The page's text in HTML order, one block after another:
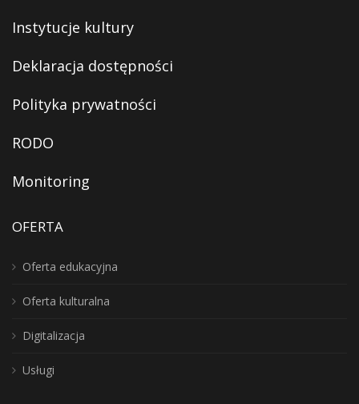
Instytucje kultury
Deklaracja dostępności
Polityka prywatności
RODO
Monitoring
OFERTA
Oferta edukacyjna
Oferta kulturalna
Digitalizacja
Usługi